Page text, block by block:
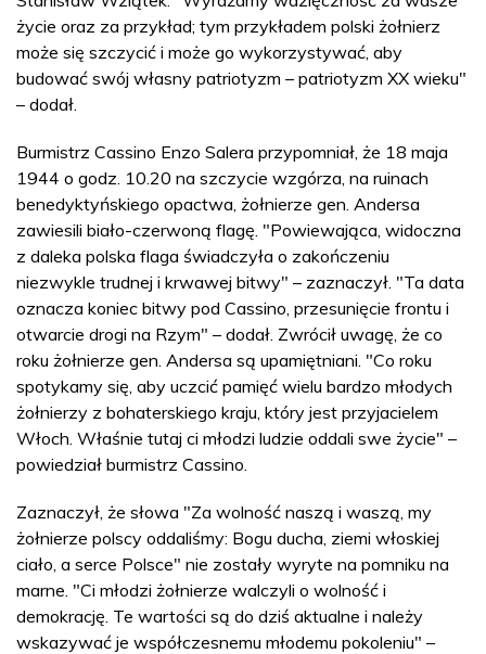
życie oraz za przykład; tym przykładem polski żołnierz
może się szczycić i może go wykorzystywać, aby
budować swój własny patriotyzm – patriotyzm XX wieku"
– dodał.
Burmistrz Cassino Enzo Salera przypomniał, że 18 maja
1944 o godz. 10.20 na szczycie wzgórza, na ruinach
benedyktyńskiego opactwa, żołnierze gen. Andersa
zawiesili biało-czerwoną flagę. "Powiewająca, widoczna
z daleka polska flaga świadczyła o zakończeniu
niezwykle trudnej i krwawej bitwy" – zaznaczył. "Ta data
oznacza koniec bitwy pod Cassino, przesunięcie frontu i
otwarcie drogi na Rzym" – dodał. Zwrócił uwagę, że co
roku żołnierze gen. Andersa są upamiętniani. "Co roku
spotykamy się, aby uczcić pamięć wielu bardzo młodych
żołnierzy z bohaterskiego kraju, który jest przyjacielem
Włoch. Właśnie tutaj ci młodzi ludzie oddali swe życie" –
powiedział burmistrz Cassino.
Zaznaczył, że słowa "Za wolność naszą i waszą, my
żołnierze polscy oddaliśmy: Bogu ducha, ziemi włoskiej
ciało, a serce Polsce" nie zostały wyryte na pomniku na
marne. "Ci młodzi żołnierze walczyli o wolność i
demokrację. Te wartości są do dziś aktualne i należy
wskazywać je współczesnemu młodemu pokoleniu" –